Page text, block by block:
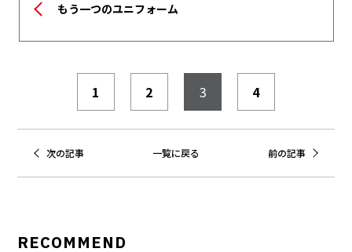
もう一つのユニフォーム
1 2 3 4
次の記事 一覧に戻る 前の記事
RECOMMEND